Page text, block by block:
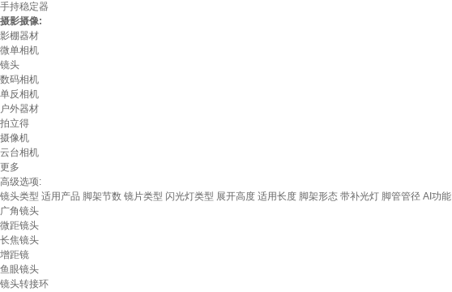
手持稳定器
摄影摄像:
影棚器材
微单相机
镜头
数码相机
单反相机
户外器材
拍立得
摄像机
云台相机
更多
高级选项:
镜头类型 适用产品 脚架节数 镜片类型 闪光灯类型 展开高度 适用长度 脚架形态 带补光灯 脚管管径 AI功能
广角镜头
微距镜头
长焦镜头
增距镜
鱼眼镜头
镜头转接环